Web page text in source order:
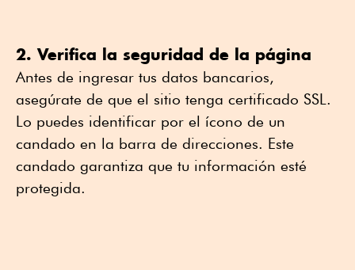
2. Verifica la seguridad de la página
Antes de ingresar tus datos bancarios,
asegúrate de que el sitio tenga certificado SSL.
Lo puedes identificar por el ícono de un
candado en la barra de direcciones. Este
candado garantiza que tu información esté
protegida.